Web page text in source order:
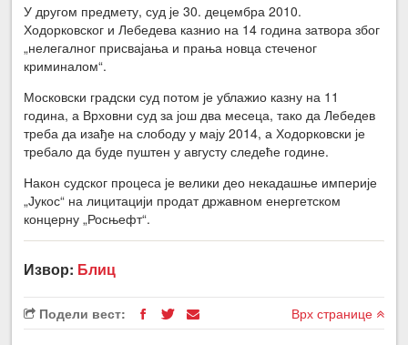
У другом предмету, суд је 30. децембра 2010.
Ходорковског и Лебедева казнио на 14 година затвора због
„нелегалног присвајања и прања новца стеченог
криминалом“.
Московски градски суд потом је ублажио казну на 11
година, а Врховни суд за још два месеца, тако да Лебедев
треба да изађе на слободу у мају 2014, а Ходорковски је
требало да буде пуштен у августу следеће године.
Након судског процеса је велики део некадашње империје
„Јукос“ на лицитацији продат државном енергетском
концерну „Росњефт“.
Извор: Блиц
Подели вест: Врх странице